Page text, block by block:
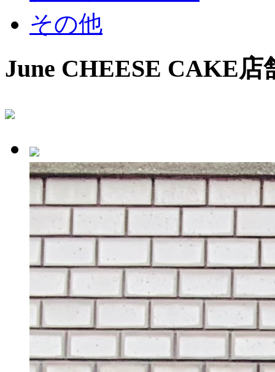
その他
June CHEESE CAKE店